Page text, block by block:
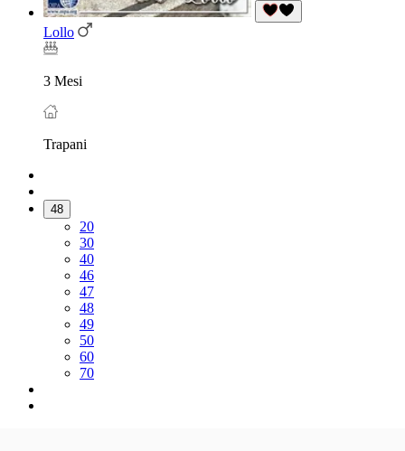
Lollo
3 Mesi
Trapani
48
20
30
40
46
47
48
49
50
60
70